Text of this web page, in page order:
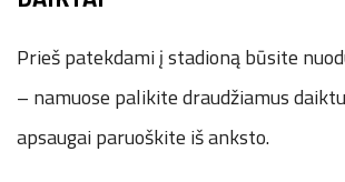
Prieš patekdami į stadioną būsite
– namuose palikite draudžiamus
apsaugai paruoškite iš anksto.